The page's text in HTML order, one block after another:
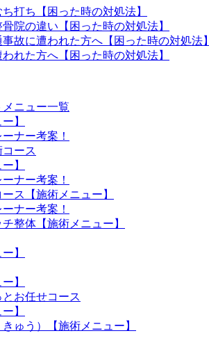
打ち【困った時の対処法】
院の違い【困った時の対処法】
故に遭われた方へ【困った時の対処法】
れた方へ【困った時の対処法】
ニュー一覧
】
ナー考案！
ース
】
ナー考案！
ス【施術メニュー】
ナー考案！
整体【施術メニュー】
】
】
お任せコース
】
ゅう）【施術メニュー】